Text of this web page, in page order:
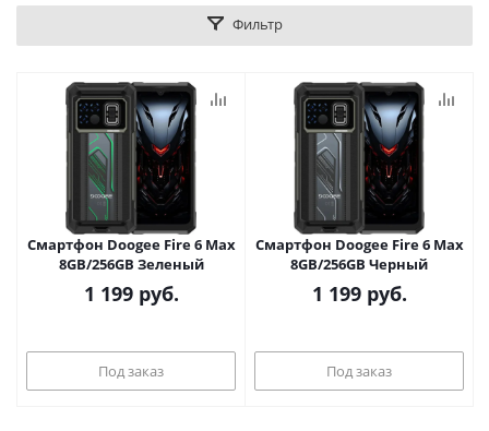
Фильтр
Смартфон Doogee Fire 6 Max
8GB/256GB Зеленый
1 199руб.
Под заказ
Смартфон Doogee Fire 6 Max
8GB/256GB Черный
1 199руб.
Под заказ